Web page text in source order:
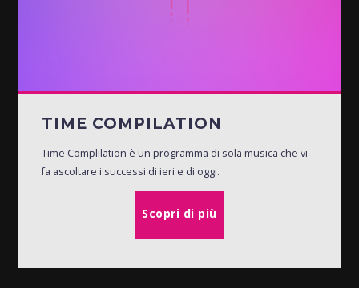
TIME COMPILATION
Time Complilation è un programma di sola musica che vi
fa ascoltare i successi di ieri e di oggi.
Scopri di più